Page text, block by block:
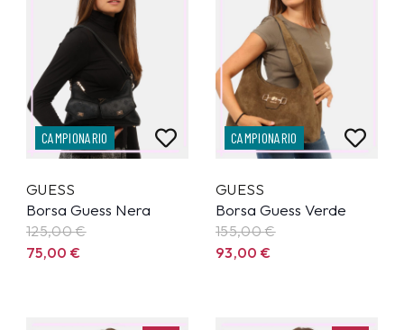
CAMPIONARIO
GUESS
Borsa Guess Nera
125,00€
75,00€
CAMPIONARIO
GUESS
Borsa Guess Verde
155,00€
93,00€